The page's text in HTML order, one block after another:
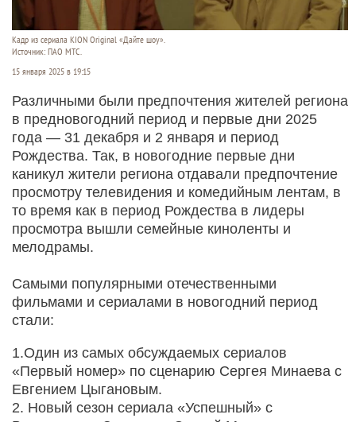
Кадр из сериала KION Original «Дайте шоу».
Источник: ПАО МТС.
15 января 2025 в 19:15
Различными были предпочтения жителей региона
в предновогодний период и первые дни 2025
года — 31 декабря и 2 января и период
Рождества. Так, в новогодние первые дни
каникул жители региона отдавали предпочтение
просмотру телевидения и комедийным лентам, в
то время как в период Рождества в лидеры
просмотра вышли семейные киноленты и
мелодрамы.
Самыми популярными отечественными
фильмами и сериалами в новогодний период
стали:
1.Один из самых обсуждаемых сериалов
«Первый номер» по сценарию Сергея Минаева с
Евгением Цыгановым.
2. Новый сезон сериала «Успешный» с